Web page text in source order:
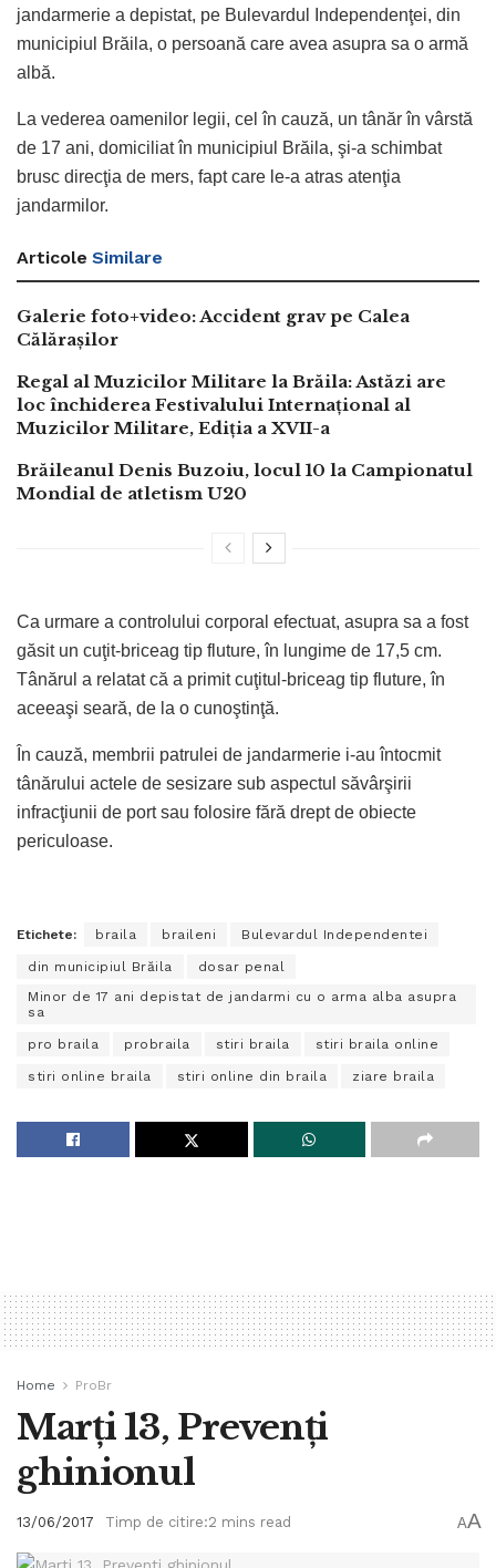
jandarmerie a depistat, pe Bulevardul Independenţei, din
municipiul Brăila, o persoană care avea asupra sa o armă
albă.
La vederea oamenilor legii, cel în cauză, un tânăr în vârstă
de 17 ani, domiciliat în municipiul Brăila, şi-a schimbat
brusc direcţia de mers, fapt care le-a atras atenţia
jandarmilor.
Articole Similare
Galerie foto+video: Accident grav pe Calea
Călărașilor
Regal al Muzicilor Militare la Brăila: Astăzi are
loc închiderea Festivalului Internațional al
Muzicilor Militare, Ediția a XVII-a
Brăileanul Denis Buzoiu, locul 10 la Campionatul
Mondial de atletism U20
Ca urmare a controlului corporal efectuat, asupra sa a fost
găsit un cuţit-briceag tip fluture, în lungime de 17,5 cm.
Tânărul a relatat că a primit cuţitul-briceag tip fluture, în
aceeaşi seară, de la o cunoştinţă.
În cauză, membrii patrulei de jandarmerie i-au întocmit
tânărului actele de sesizare sub aspectul săvârşirii
infracţiunii de port sau folosire fără drept de obiecte
periculoase.
Etichete: braila braileni Bulevardul Independentei
din municipiul Brăila
dosar penal
Minor de 17 ani depistat de jandarmi cu o arma alba asupra
sa
pro braila probraila stiri braila stiri braila online
stiri online braila stiri online din braila ziare braila
Home ProBr
Marţi 13, Prevenți
ghinionul
13/06/2017 Timp de citire:2 mins read AA